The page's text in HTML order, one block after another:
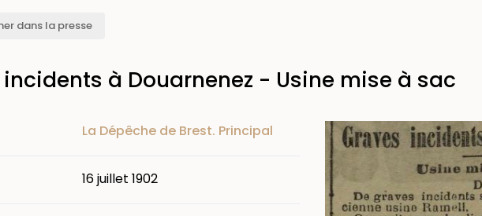
dans la presse
incidents à Douarnenez - Usine mise à sac
La Dépêche de Brest. Principal
16 juillet 1902
Image